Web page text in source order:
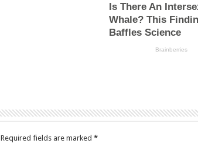
Required fields are marked *